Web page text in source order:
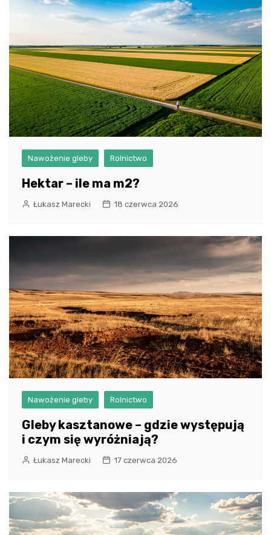
Nawożenie gleby Rolnictwo
Hektar – ile ma m2?
Łukasz Marecki 18 czerwca 2026
Nawożenie gleby Rolnictwo
Gleby kasztanowe – gdzie występują
i czym się wyróżniają?
Łukasz Marecki 17 czerwca 2026